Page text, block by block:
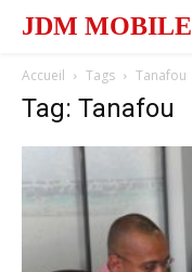
JDM MOBILE
Accueil Tags Tanafou
Tag: Tanafou